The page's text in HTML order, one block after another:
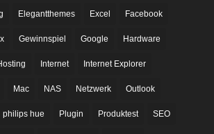
Elegantthemes Excel Facebook
Gewinnspiel Google Hardware
Internet Internet Explorer
Mac NAS Netzwerk Outlook
philips hue Plugin Produktest SEO